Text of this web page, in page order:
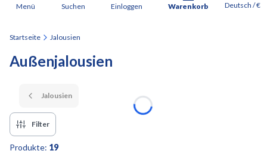
Menü Suchen Einloggen Warenkorb Deutsch / €
Startseite Jalousien
Außenjalousien
Jalousien
Filter
Produkte: 19